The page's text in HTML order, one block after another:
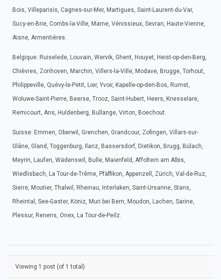
Bois, Villeparisis, Cagnes-sur-Mer, Martigues, Saint-Laurent-du-Var,
Sucy-en-Brie, Combs-la-Ville, Marne, Vénissieux, Sevran, Haute-Vienne,
Aisne, Armentières.
Belgique: Ruiselede, Louvain, Wervik, Ghent, Houyet, Heist-op-den-Berg,
Chièvres, Zonhoven, Marchin, Villers-la-Ville, Modave, Brugge, Torhout,
Philippeville, Quévy-le-Petit, Lier, Yvoir, Kapelle-op-den-Bos, Rumst,
Woluwe-Saint-Pierre, Beerse, Trooz, Saint-Hubert, Heers, Knesselare,
Remicourt, Ans, Huldenberg, Bullange, Virton, Boechout.
Suisse: Emmen, Oberwil, Grenchen, Grandcour, Zofingen, Villars-sur-
Glâne, Gland, Toggenburg, Ilanz, Bassersdorf, Dietikon, Brugg, Bülach,
Meyrin, Laufen, Wädenswil, Bulle, Maienfeld, Affoltern am Albis,
Wiedlisbach, La Tour-de-Trême, Pfäffikon, Appenzell, Zürich, Val-de-Ruz,
Sierre, Moutier, Thalwil, Rheinau, Interlaken, Saint-Ursanne, Stans,
Rheintal, See-Gaster, Köniz, Muri bei Bern, Moudon, Lachen, Sarine,
Plessur, Renens, Onex, La Tour-de-Peilz.
Viewing 1 post (of 1 total)